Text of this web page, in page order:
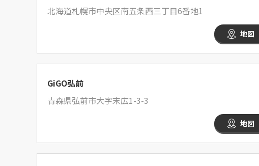
北海道札幌市中央区南五条西三丁目6番地1
地図
GiGO弘前
青森県弘前市大字末広1-3-3
地図